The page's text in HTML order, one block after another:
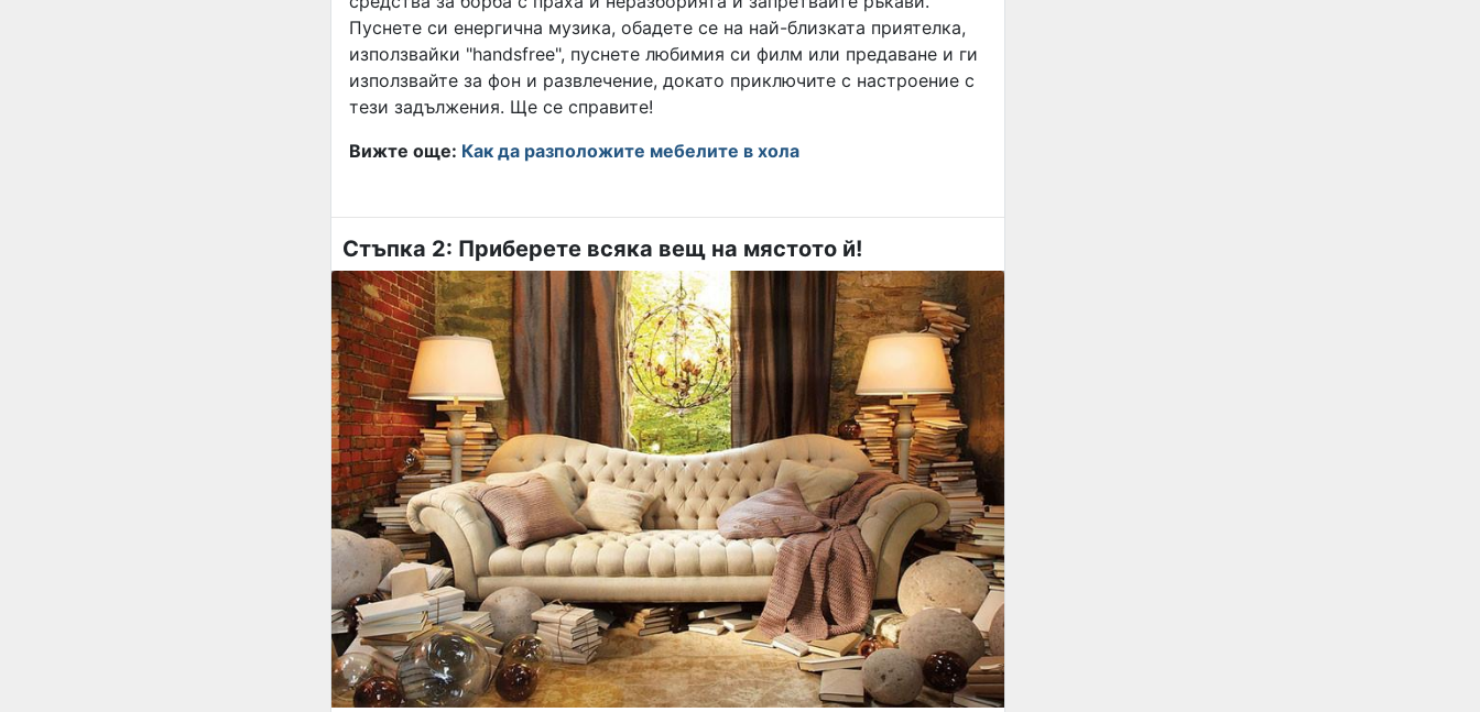
Пуснете си енергична музика, обадете се на най-близката приятелка,
използвайки "handsfree", пуснете любимия си филм или предаване и ги
използвайте за фон и развлечение, докато приключите с настроение с
тези задължения. Ще се справите!
Вижте още: Как да разположите мебелите в хола
Стъпка 2: Приберете всяка вещ на мястото й!